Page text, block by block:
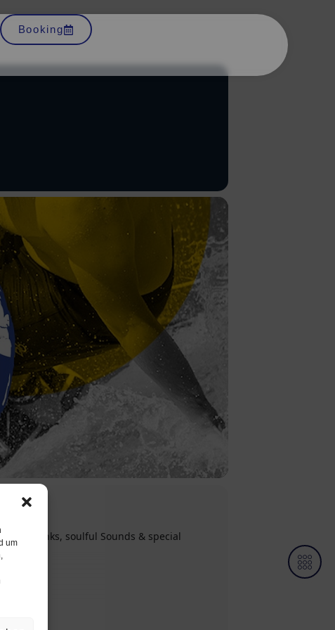
um
Booking
Drinks, soulful Sounds & special